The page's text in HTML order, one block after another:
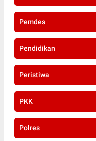
Pemdes
Pendidikan
Peristiwa
PKK
Polres